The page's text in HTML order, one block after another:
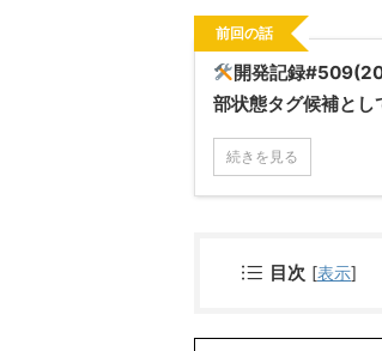
前回の話
開発記録
部状態タグ候補とし
続きを見る
目次 [表示]